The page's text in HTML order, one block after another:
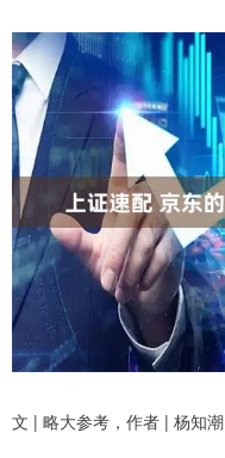
文 | 略大参考，作者 | 杨知潮